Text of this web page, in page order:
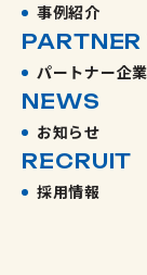
事例紹介
パートナー企
NEWS
お知らせ
RECRUIT
採用情報